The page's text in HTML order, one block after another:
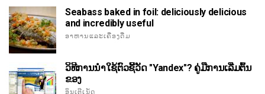
Seabass baked in foil: deliciously delicious
and incredibly useful
ອາຫານແລະເຄື່ອງດື່ມ
ວິທີການນໍາໃຊ້ຕົວຊີ້ວັດ "Yandex"? ຄູ່ມືການເລີ່ມຕົ້ນ
ຂອງ
ອິນເຕີເນັດ